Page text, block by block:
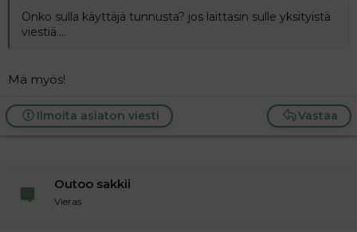
Onko sulla käyttäjä tunnusta? jos laittasin sulle yksityistä
viestiä....
Mä myös!
Vastaa
Ilmoita asiaton viesti
Outoo sakkii
Vieras